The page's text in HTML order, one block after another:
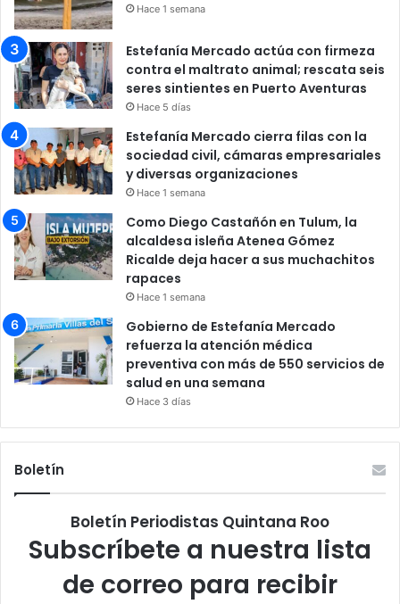
Hace 1 semana
Estefanía Mercado actúa con firmeza
contra el maltrato animal; rescata seis
seres sintientes en Puerto Aventuras
Hace 5 días
Estefanía Mercado cierra filas con la
sociedad civil, cámaras empresariales
y diversas organizaciones
Hace 1 semana
Como Diego Castañón en Tulum, la
alcaldesa isleña Atenea Gómez
Ricalde deja hacer a sus muchachitos
rapaces
Hace 1 semana
Gobierno de Estefanía Mercado
refuerza la atención médica
preventiva con más de 550 servicios de
salud en una semana
Hace 3 días
Boletín
Boletín Periodistas Quintana Roo
Subscríbete a nuestra lista
de correo para recibir